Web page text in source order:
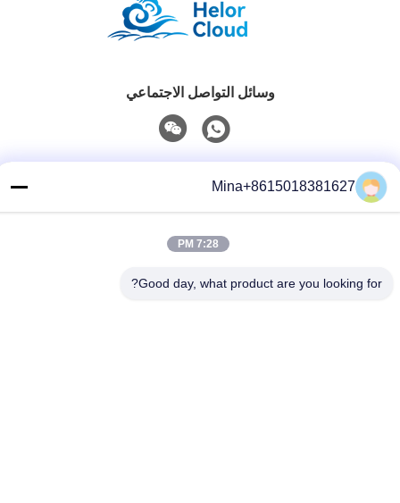
وسائل التواصل الاجتماعي
sales07@helorcloud.com
Mina+8615018381627
7:28 PM
Good day, what product are you looking for?